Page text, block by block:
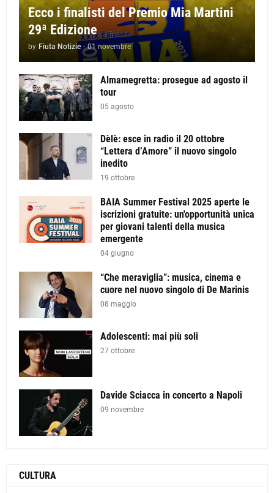
Ecco i finalisti del Premio Mia Martini
29ª Edizione
by Fiuta Notizie - 01 novembre
Almamegretta: prosegue ad agosto il
tour
05 agosto
Dèlè: esce in radio il 20 ottobre
“Lettera d’Amore” il nuovo singolo
inedito
19 ottobre
BAIA Summer Festival 2025 aperte le
iscrizioni gratuite: un'opportunità unica
per giovani talenti della musica
emergente
04 giugno
“Che meraviglia”: musica, cinema e
cuore nel nuovo singolo di De Marinis
08 maggio
Adolescenti: mai più soli
27 ottobre
Davide Sciacca in concerto a Napoli
09 novembre
CULTURA